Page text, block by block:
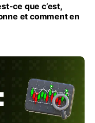
ce que c’est,
et comment en